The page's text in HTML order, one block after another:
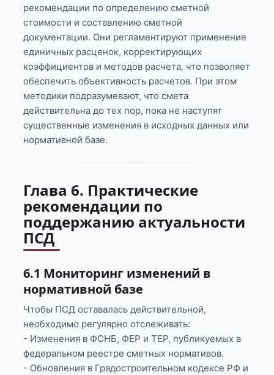
рекомендации по определению сметной
стоимости и составлению сметной
документации. Они регламентируют применение
единичных расценок, корректирующих
коэффициентов и методов расчета, что позволяет
обеспечить объективность расчетов. При этом
методики подразумевают, что смета
действительна до тех пор, пока не наступят
существенные изменения в исходных данных или
нормативной базе.
Глава 6. Практические
рекомендации по
поддержанию актуальности
ПСД
6.1 Мониторинг изменений в
нормативной базе
Чтобы ПСД оставалась действительной,
необходимо регулярно отслеживать:
- Изменения в ФСНБ, ФЕР и ТЕР, публикуемых в
федеральном реестре сметных нормативов.
- Обновления в Градостроительном кодексе РФ и